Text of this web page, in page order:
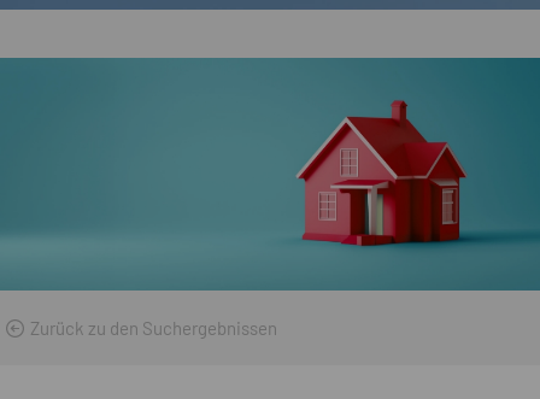
Zurück zu den Suchergebnissen